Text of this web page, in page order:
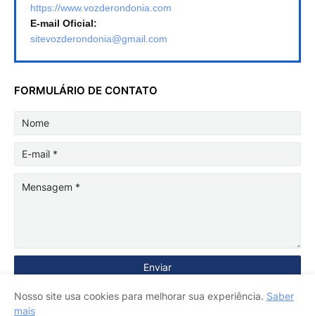
https://www.vozderondonia.com
E-mail Oficial:
sitevozderondonia@gmail.com
FORMULÁRIO DE CONTATO
Nosso site usa cookies para melhorar sua experiência. Saber
mais